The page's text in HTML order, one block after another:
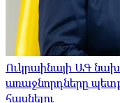
Ուկրաինայի ԱԳ
առաջնորդները
հասնելու